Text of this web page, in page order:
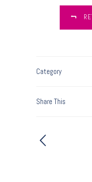
Category
Share This